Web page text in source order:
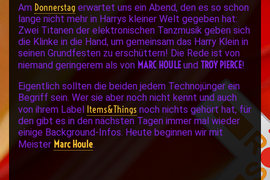
Am Donnerstag erwartet uns ein Abend, den es so schon
lange nicht mehr in Harrys kleiner Welt gegeben hat:
Zwei Titanen der elektronischen Tanzmusik geben sich
die Klinke in die Hand, um gemeinsam das Harry Klein in
seinen Grundfesten zu erschüttern! Die Rede ist von
niemand geringerem als von MARC HOULEund TROY PIERCE!
Eigentlich sollten die beiden jedem Technojünger ein
Begriff sein. Wer sie aber noch nicht kennt und auch
von ihrem Label Items&Things noch nichts gehört hat, für
den gibt es in den nächsten Tagen immer mal wieder
einige Background-Infos. Heute beginnen wir mit
Meister Marc Houle.